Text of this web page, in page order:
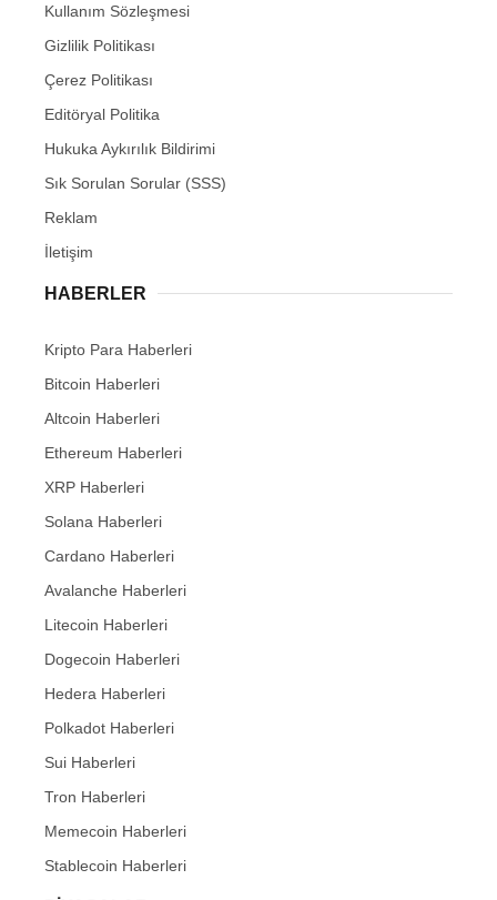
Kullanım Sözleşmesi
Gizlilik Politikası
Çerez Politikası
Editöryal Politika
Hukuka Aykırılık Bildirimi
Sık Sorulan Sorular (SSS)
Reklam
İletişim
HABERLER
Kripto Para Haberleri
Bitcoin Haberleri
Altcoin Haberleri
Ethereum Haberleri
XRP Haberleri
Solana Haberleri
Cardano Haberleri
Avalanche Haberleri
Litecoin Haberleri
Dogecoin Haberleri
Hedera Haberleri
Polkadot Haberleri
Sui Haberleri
Tron Haberleri
Memecoin Haberleri
Stablecoin Haberleri